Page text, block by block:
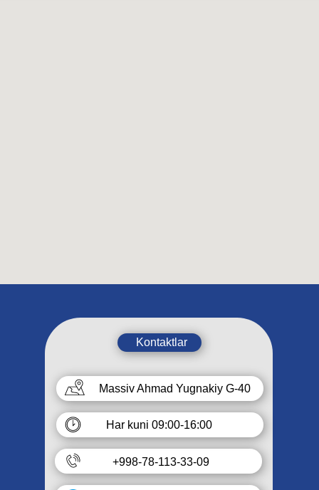
Massiv Ahmad Yugnakiy G-40
Har kuni 09:00-16:00
+998-78-113-33-09
Kontaktlar